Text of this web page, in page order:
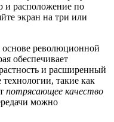
и расположение по
экран на три или
революционной
обеспечивает
и расширенный
такие как
потрясающее качество
можно